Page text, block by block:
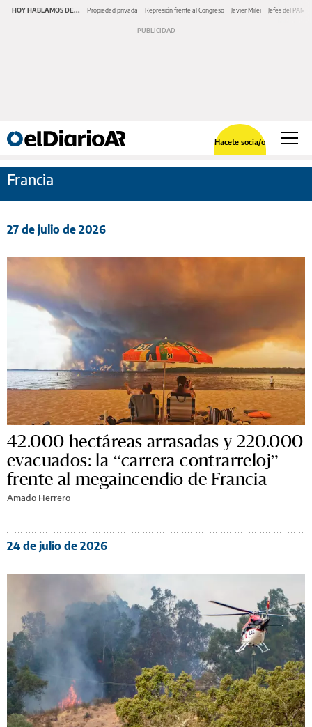
HOY HABLAMOS DE... Propiedad privada Represión frente al Congreso Javier Milei Jefes del PAMI
Hacete socia/o
Francia
27 de julio de 2026
42.000 hectáreas arrasadas y 220.000
evacuados: la “carrera contrarreloj”
frente al megaincendio de Francia
Amado Herrero
24 de julio de 2026